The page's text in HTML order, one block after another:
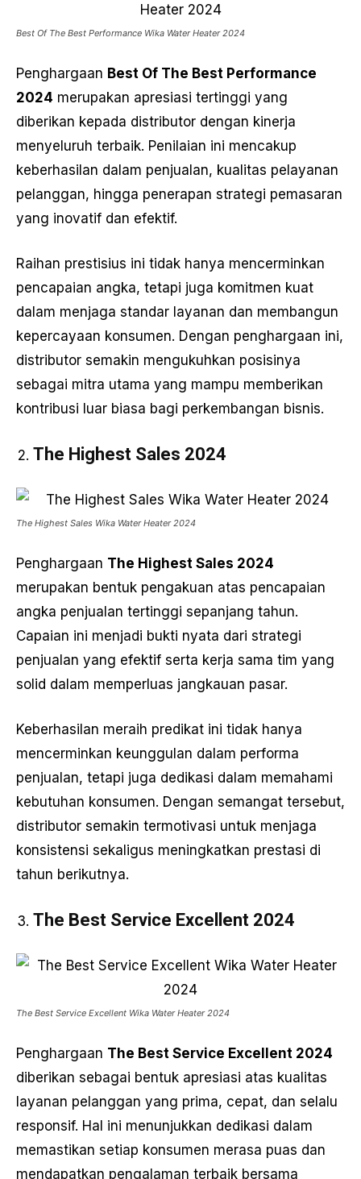
Best Of The Best Performance Wika Water Heater 2024
Penghargaan Best Of The Best Performance
2024 merupakan apresiasi tertinggi yang
diberikan kepada distributor dengan kinerja
menyeluruh terbaik. Penilaian ini mencakup
keberhasilan dalam penjualan, kualitas pelayanan
pelanggan, hingga penerapan strategi pemasaran
yang inovatif dan efektif.
Raihan prestisius ini tidak hanya mencerminkan
pencapaian angka, tetapi juga komitmen kuat
dalam menjaga standar layanan dan membangun
kepercayaan konsumen. Dengan penghargaan ini,
distributor semakin mengukuhkan posisinya
sebagai mitra utama yang mampu memberikan
kontribusi luar biasa bagi perkembangan bisnis.
The Highest Sales 2024
The Highest Sales Wika Water Heater 2024
Penghargaan The Highest Sales 2024
merupakan bentuk pengakuan atas pencapaian
angka penjualan tertinggi sepanjang tahun.
Capaian ini menjadi bukti nyata dari strategi
penjualan yang efektif serta kerja sama tim yang
solid dalam memperluas jangkauan pasar.
Keberhasilan meraih predikat ini tidak hanya
mencerminkan keunggulan dalam performa
penjualan, tetapi juga dedikasi dalam memahami
kebutuhan konsumen. Dengan semangat tersebut,
distributor semakin termotivasi untuk menjaga
konsistensi sekaligus meningkatkan prestasi di
tahun berikutnya.
The Best Service Excellent 2024
The Best Service Excellent Wika Water Heater 2024
Penghargaan The Best Service Excellent 2024
diberikan sebagai bentuk apresiasi atas kualitas
layanan pelanggan yang prima, cepat, dan selalu
responsif. Hal ini menunjukkan dedikasi dalam
memastikan setiap konsumen merasa puas dan
mendapatkan pengalaman terbaik bersama